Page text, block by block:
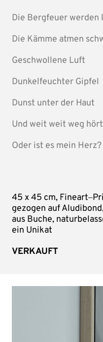
Die Bergfeuer werden
Die Kämme atmen
Geschwollene Luft
Dunkelfeuchter Gipfel
Dunst unter der Haut
Und weit weit weg
Oder ist es mein Herz?
45 x 45 cm, Fineart‒
gezogen auf
aus Buche,
ein Unikat
VERKAUFT